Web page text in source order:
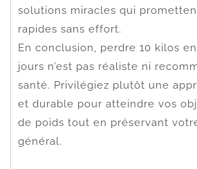
solutions miracles qui
rapides sans effort.
En conclusion, perdre 10 kilos
jours n’est pas réaliste ni
santé. Privilégiez plutôt une
et durable pour atteindre vos
de poids tout en préservant
général.